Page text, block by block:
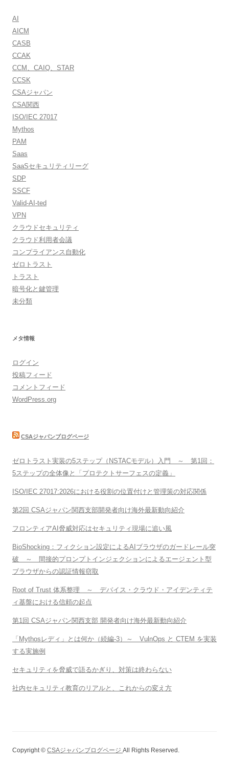
AI
AICM
CASB
CCAK
CCM、CAIQ、STAR
CCSK
CSAジャパン
CSA関西
ISO/IEC 27017
Mythos
PAM
Saas
SaaSセキュリティリーグ
SDP
SSCF
Valid-AI-ted
VPN
クラウドセキュリティ
クラウド利用者会議
コンプライアンス自動化
ゼロトラスト
トラスト
暗号化と鍵管理
未分類
メタ情報
ログイン
投稿フィード
コメントフィード
WordPress.org
CSAジャパンブログページ
ゼロトラスト実装の5ステップ（NSTACモデル）入門 ～ 第1回：
5ステップの全体像と「プロテクトサーフェスの定義」
ISO/IEC 27017:2026における役割の位置付けと管理策の対応関係
第2回 CSAジャパン関西支部開発者向け海外最新動向紹介
フロンティアAI脅威対応はセキュリティ現場に追い風
BioShocking：フィクション設定によるAIブラウザのガードレール突
破 ～ 間接的プロンプトインジェクションによるエージェント型
ブラウザからの認証情報窃取
Root of Trust 体系整理 ～ デバイス・クラウド・アイデンティテ
ィ基盤における信頼の起点
第1回 CSAジャパン関西支部 開発者向け海外最新動向紹介
「Mythosレディ」とは何か（続編-3）～ VulnOps と CTEM を実装
する実施例
セキュリティを脅威で語るかぎり、対策は終わらない
社内セキュリティ教育のリアルと、これからの変え方
Copyright © CSAジャパンブログページ All Rights Reserved.